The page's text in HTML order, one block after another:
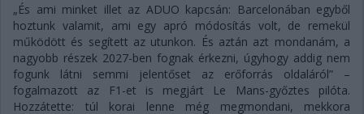
„És ami minket illet az ADUO kapcsán: Barcelonában egyből
hoztunk valamit, ami egy apró módosítás volt, de remekül
működött és segített az utunkon. És aztán azt mondanám, a
nagyobb részek 2027-ben fognak érkezni, úgyhogy addig nem
fogunk látni semmi jelentőset az erőforrás oldaláról” –
fogalmazott az F1-et is megjárt Le Mans-győztes pilóta.
Hozzátette: túl korai lenne még megmondani, mekkora